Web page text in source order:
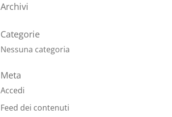
Archivi
Categorie
Nessuna categoria
Meta
Accedi
Feed dei contenuti